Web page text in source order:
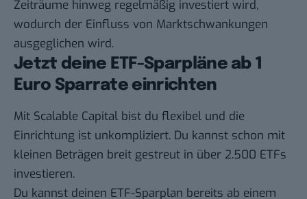
Zeiträume hinweg regelmäßig investiert wird,
wodurch der Einfluss von Marktschwankungen
ausgeglichen wird.
Jetzt deine ETF-Sparpläne ab 1
Euro Sparrate einrichten
Mit Scalable Capital bist du flexibel und die
Einrichtung ist unkompliziert. Du kannst schon mit
kleinen Beträgen breit gestreut in über 2.500 ETFs
investieren.
Du kannst deinen ETF-Sparplan bereits ab einem